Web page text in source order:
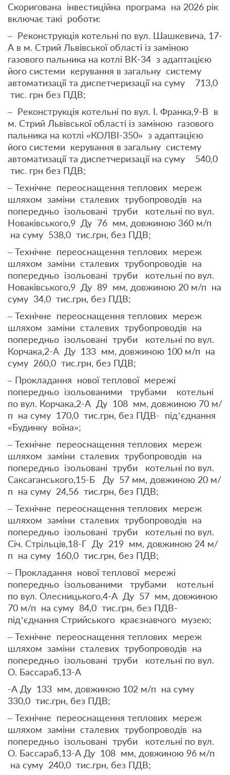
Скоригована інвестиційна програма на 2026 рік
включає такі роботи:
– Реконструкція котельні по вул. Шашкевича, 17-
А в м. Стрий Львівської області із заміною
газового пальника на котлі ВК-34 з адаптацією
його системи керування в загальну систему
автоматизації та диспетчеризації на суму 713,0
тис. грн без ПДВ;
– Реконструкція котельні по вул. І. Франка,9-В в
м. Стрий Львівської області із заміною газового
пальника на котлі «КОЛВІ-350» з адаптацією
його системи керування в загальну систему
автоматизації та диспетчеризації на суму 540,0
тис. грн без ПДВ;
– Технічне переоснащення теплових мереж
шляхом заміни сталевих трубопроводів на
попередньо ізольовані труби котельні по вул.
Новаківського,9 Ду 76 мм, довжиною 360 м/п
на суму 538,0 тис.грн, без ПДВ;
– Технічне переоснащення теплових мереж
шляхом заміни сталевих трубопроводів на
попередньо ізольовані труби котельні по вул.
Новаківського,9 Ду 89 мм, довжиною 20 м/п на
суму 34,0 тис.грн, без ПДВ;
– Технічне переоснащення теплових мереж
шляхом заміни сталевих трубопроводів на
попередньо ізольовані труби котельні по вул.
Корчака,2-А Ду 133 мм, довжиною 100 м/п на
суму 260,0 тис.грн, без ПДВ;
– Прокладання нової теплової мережі
попередньо ізольованими трубами котельні
по вул. Корчака,2-А Ду 108 мм, довжиною 70 м/
п на суму 170,0 тис.грн, без ПДВ- під’єднання
«Будинку воїна»;
– Технічне переоснащення теплових мереж
шляхом заміни сталевих трубопроводів на
попередньо ізольовані труби котельні по вул.
Саксаганського,15-Б Ду 57 мм, довжиною 20 м/
п на суму 24,56 тис.грн, без ПДВ;
– Технічне переоснащення теплових мереж
шляхом заміни сталевих трубопроводів на
попередньо ізольовані труби котельні по вул.
Січ. Стрільців,18-Г Ду 219 мм, довжиною 24 м/
п на суму 160,0 тис.грн, без ПДВ;
– Прокладання нової теплової мережі
попередньо ізольованими трубами котельні
по вул. Олесницького,4-А Ду 57 мм, довжиною
70 м/п на суму 84,0 тис.грн, без ПДВ-
під’єднання Стрийського краєзнавчого музею;
– Технічне переоснащення теплових мереж
шляхом заміни сталевих трубопроводів на
попередньо ізольовані труби котельні по вул.
О. Бассараб,13-А
-А Ду 133 мм, довжиною 102 м/п на суму
330,0 тис.грн, без ПДВ;
– Технічне переоснащення теплових мереж
шляхом заміни сталевих трубопроводів на
попередньо ізольовані труби котельні по вул.
О. Бассараб,13-А Ду 108 мм, довжиною 96 м/п
на суму 240,0 тис.грн, без ПДВ;